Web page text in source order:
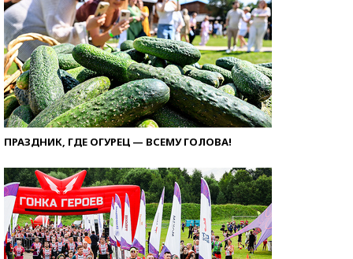
ПРАЗДНИК, ГДЕ ОГУРЕЦ — ВСЕМУ ГОЛОВА!